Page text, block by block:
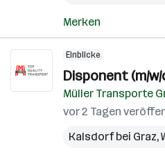
Merken
Einblicke
Disponent (m/w/
Müller Transporte
vor 2 Tagen
Kalsdorf bei Graz,